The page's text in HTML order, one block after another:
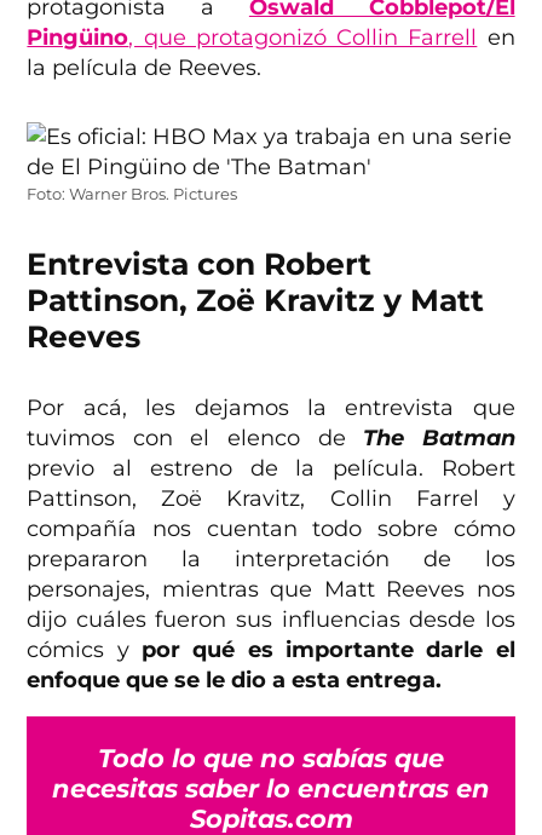
protagonista a Oswald Cobblepot/El
Pingüino, que protagonizó Collin Farrell en
la película de Reeves.
Foto: Warner Bros. Pictures
Entrevista con Robert
Pattinson, Zoë Kravitz y Matt
Reeves
Por acá, les dejamos la entrevista que
tuvimos con el elenco de The Batman
previo al estreno de la película. Robert
Pattinson, Zoë Kravitz, Collin Farrel y
compañía nos cuentan todo sobre cómo
prepararon la interpretación de los
personajes, mientras que Matt Reeves nos
dijo cuáles fueron sus influencias desde los
cómics ypor qué es importante darle el
enfoque que se le dio a esta entrega.
Todo lo que no sabías que
necesitas saber lo encuentras en
Sopitas.com